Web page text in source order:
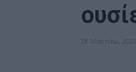
28 Μαρτίου, 2025